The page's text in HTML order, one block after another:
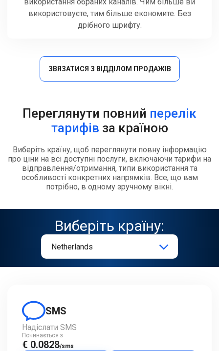
використовуєте, тим більше економите. Без
дрібного шрифту.
ЗВЯЗАТИСЯ З ВІДДІЛОМ ПРОДАЖІВ
Переглянути повний перелік
тарифів за країною
Виберіть країну, щоб переглянути повну інформацію
про ціни на всі доступні послуги, включаючи тарифи на
відправлення/отримання, типи використання та
особливості конкретних напрямків. Все, що вам
потрібно, в одному зручному вікні.
Виберіть країну:
SMS
Надіслати SMS
Починається з
€ 0.0828/sms